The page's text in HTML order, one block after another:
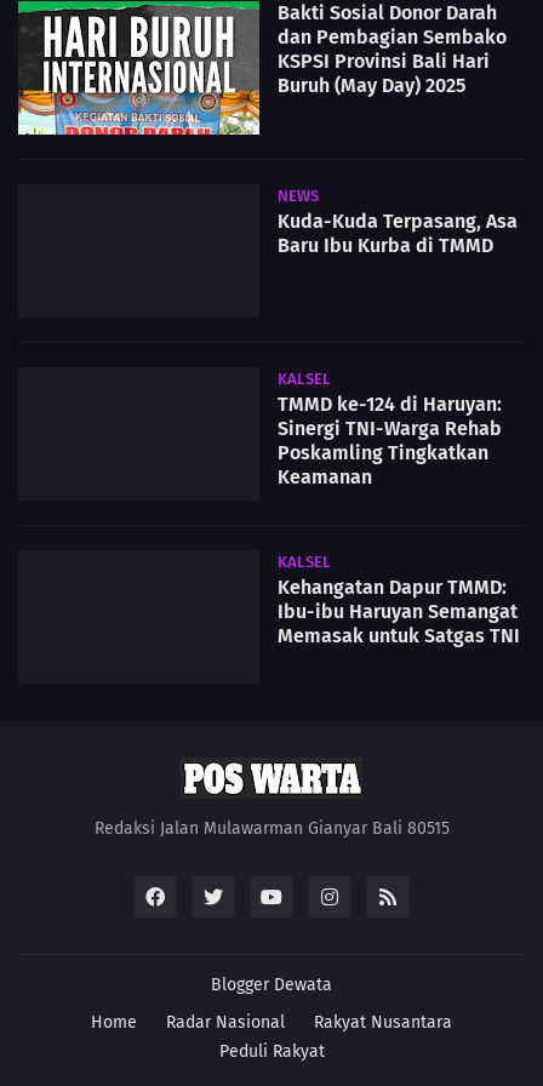
Bakti Sosial Donor Darah
dan Pembagian Sembako
KSPSI Provinsi Bali Hari
Buruh (May Day) 2025
NEWS
Kuda-Kuda Terpasang, Asa
Baru Ibu Kurba di TMMD
KALSEL
TMMD ke-124 di Haruyan:
Sinergi TNI-Warga Rehab
Poskamling Tingkatkan
Keamanan
KALSEL
Kehangatan Dapur TMMD:
Ibu-ibu Haruyan Semangat
Memasak untuk Satgas TNI
Redaksi Jalan Mulawarman Gianyar Bali 80515
Blogger Dewata
Home
Radar Nasional
Rakyat Nusantara
Peduli Rakyat